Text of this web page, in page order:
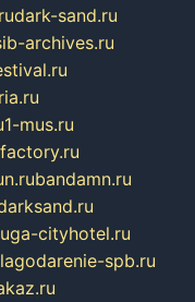
dark-sand.ru
archives.ru
1-mus.ru
bandamn.ru
cityhotel.ru
spb.ru